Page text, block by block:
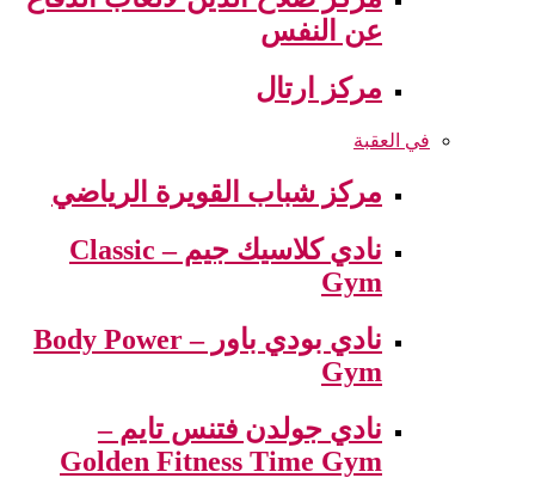
عن النفس
مركز ارتال
في العقبة
مركز شباب القويرة الرياضي
نادي كلاسيك جيم – Classic
Gym
نادي بودي باور – Body Power
Gym
نادي جولدن فتنس تايم –
Golden Fitness Time Gym